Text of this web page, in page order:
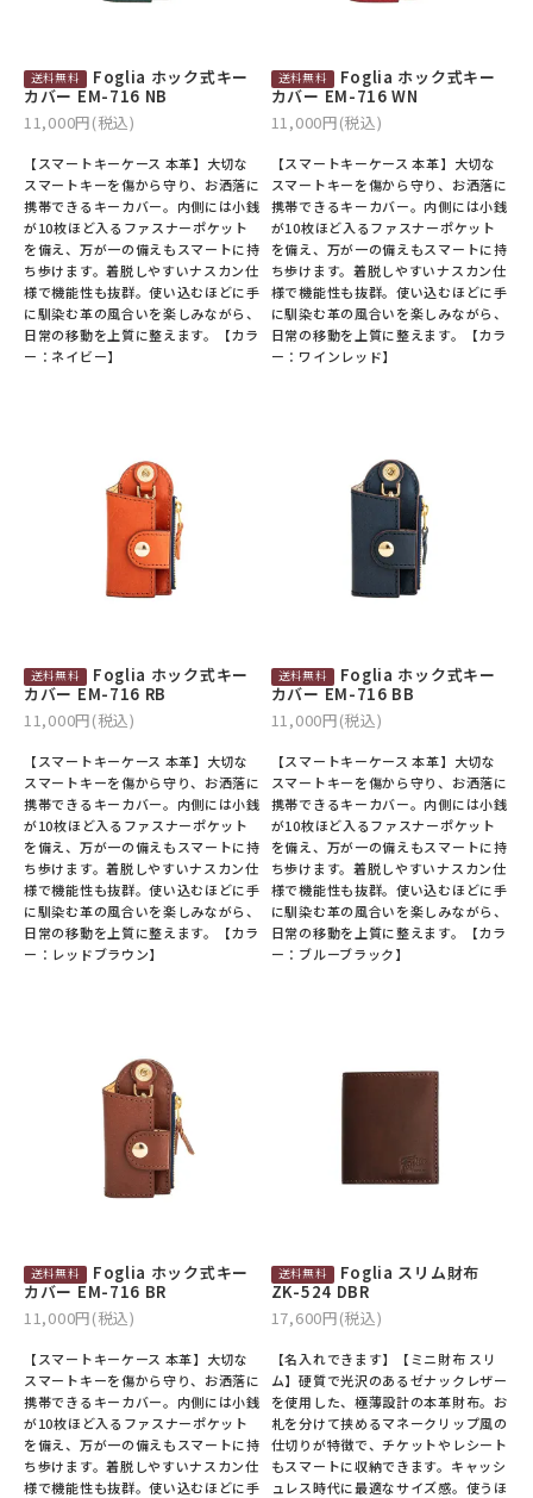
Foglia ホック式キー
カバー EM-716 NB
11,000円(税込)
【スマートキーケース 本革】大切な
スマートキーを傷から守り、お洒落に
携帯できるキーカバー。内側には小銭
が10枚ほど入るファスナーポケット
を備え、万が一の備えもスマートに持
ち歩けます。着脱しやすいナスカン仕
様で機能性も抜群。使い込むほどに手
に馴染む革の風合いを楽しみながら、
日常の移動を上質に整えます。【カラ
ー：ネイビー】
Foglia ホック式キー
カバー EM-716 WN
11,000円(税込)
【スマートキーケース 本革】大切な
スマートキーを傷から守り、お洒落に
携帯できるキーカバー。内側には小銭
が10枚ほど入るファスナーポケット
を備え、万が一の備えもスマートに持
ち歩けます。着脱しやすいナスカン仕
様で機能性も抜群。使い込むほどに手
に馴染む革の風合いを楽しみながら、
日常の移動を上質に整えます。【カラ
ー：ワインレッド】
Foglia ホック式キー
カバー EM-716 RB
11,000円(税込)
【スマートキーケース 本革】大切な
スマートキーを傷から守り、お洒落に
携帯できるキーカバー。内側には小銭
が10枚ほど入るファスナーポケット
を備え、万が一の備えもスマートに持
ち歩けます。着脱しやすいナスカン仕
様で機能性も抜群。使い込むほどに手
に馴染む革の風合いを楽しみながら、
日常の移動を上質に整えます。【カラ
ー：レッドブラウン】
Foglia ホック式キー
カバー EM-716 BB
11,000円(税込)
【スマートキーケース 本革】大切な
スマートキーを傷から守り、お洒落に
携帯できるキーカバー。内側には小銭
が10枚ほど入るファスナーポケット
を備え、万が一の備えもスマートに持
ち歩けます。着脱しやすいナスカン仕
様で機能性も抜群。使い込むほどに手
に馴染む革の風合いを楽しみながら、
日常の移動を上質に整えます。【カラ
ー：ブルーブラック】
Foglia ホック式キー
カバー EM-716 BR
11,000円(税込)
【スマートキーケース 本革】大切な
スマートキーを傷から守り、お洒落に
携帯できるキーカバー。内側には小銭
が10枚ほど入るファスナーポケット
を備え、万が一の備えもスマートに持
ち歩けます。着脱しやすいナスカン仕
様で機能性も抜群。使い込むほどに手
Foglia スリム財布
ZK-524 DBR
17,600円(税込)
【名入れできます】【ミニ財布 スリ
ム】硬質で光沢のあるゼナックレザー
を使用した、極薄設計の本革財布。お
札を分けて挟めるマネークリップ風の
仕切りが特徴で、チケットやレシート
もスマートに収納できます。キャッシ
ュレス時代に最適なサイズ感。使うほ